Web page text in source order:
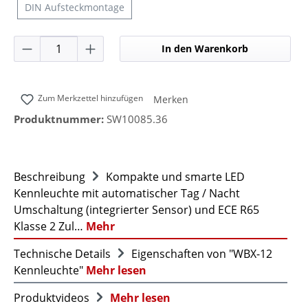
DIN Aufsteckmontage
Produkt Anzahl: Gib den gewünschten
In den Warenkorb
Zum Merkzettel hinzufügen Merken
Produktnummer: SW10085.36
Beschreibung
Kompakte und smarte LED
Kennleuchte mit automatischer Tag / Nacht
Umschaltung (integrierter Sensor) und ECE R65
Klasse 2 Zul… Mehr
Technische Details
Eigenschaften von "WBX-12
Kennleuchte" Mehr lesen
Produktvideos
Mehr lesen